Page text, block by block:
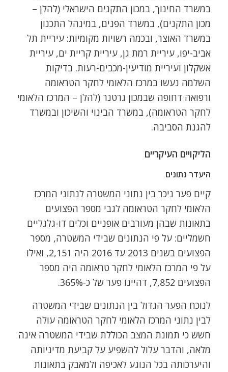
במשרד החינוך, במכון התקנים הישראלי (להלן –
מכון התקנים), במשרד הפנים, במינהל התכנון
במשרד האוצר, ובכמה רשויות מקומיות: עיריית תל
אביב-יפו, עיריית רמת גן, עיריית קריית ים, עיריית
אשקלון ועיריית מודיעין-מכבים-רעות. בדיקות
השלמה נעשו במרכז הלאומי לחקר הטראומה
ורפואה דחופה שבמכון גרטנר (להלן – המרכז הלאומי
לחקר הטראומה), במשרד הבינוי והשיכון ובמשרד
להגנת הסביבה.
הליקויים העיקריים
היעדר נתונים
קיים פער ניכר בין נתוני המשטרה לנתוני המרכז
הלאומי לחקר הטראומה לגבי מספר הפצועים
בתאונות שבהן מעורבים אופניים וכלים דו-גלגליים
חשמליים: על פי הנתונים שבידי המשטרה, מספר
הפצועים בשנים 2013 עד 2016 היה 2,151, ואילו
על פי המרכז הלאומי לחקר טראומה היה מספר
הפצועים 7,852, דהיינו פער של כ-365%.
לנוכח הפער הגדול בין הנתונים שבידי המשטרה
לבין נתוני המרכז הלאומי לחקר הטראומה עולה
חשש כי תמונת המצב הכוללת שבידי המשטרה אינה
מלאה, והדבר עלול להשפיע על קביעת מדיניותה
והיערכותה בכל הנוגע לאכיפה ולמאבק בתאונות